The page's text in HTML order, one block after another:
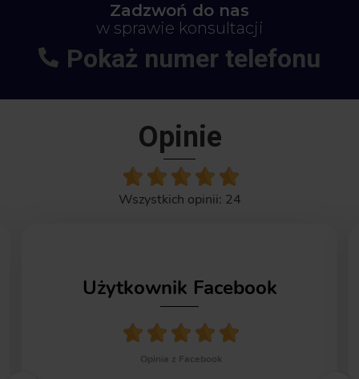
Zadzwoń do nas
w sprawie konsultacji
+48664-113-007
Pokaż numer telefonu
Opinie
Wszystkich opinii: 24
Użytkownik Facebook
Opinia z Facebook